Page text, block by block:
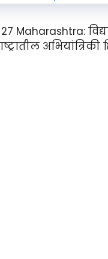
Maharashtra:
अभियांत्रिकी